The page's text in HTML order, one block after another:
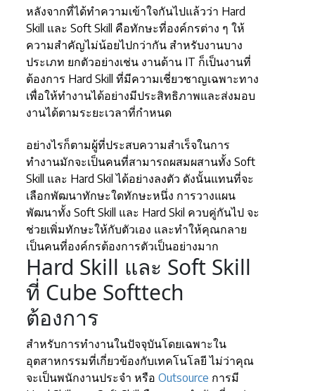
หลังจากที่ได้ทำความเข้าใจกันไปแล้วว่า Hard
Skill และ Soft Skill คือทักษะที่องค์กรต่าง ๆ ให้
ความสำคัญไม่น้อยไปกว่ากัน สำหรับงานบาง
ประเภท ยกตัวอย่างเช่น งานด้าน IT ก็เป็นงานที่
ต้องการ Hard Skill ที่มีความเชี่ยวชาญเฉพาะทาง
เพื่อให้ทำงานได้อย่างมีประสิทธิภาพและส่งมอบ
งานได้ตามระยะเวลาที่กำหนด
อย่างไรก็ตามผู้ที่ประสบความสำเร็จในการ
ทำงานมักจะเป็นคนที่สามารถผสมผสานทั้ง Soft
Skill และ Hard Skil ได้อย่างลงตัว ดังนั้นแทนที่จะ
เลือกพัฒนาทักษะใดทักษะหนึ่ง การวางแผน
พัฒนาทั้ง Soft Skill และ Hard Skil ควบคู่กันไป จะ
ช่วยเพิ่มทักษะให้กับตัวเอง และทำให้คุณกลาย
เป็นคนที่องค์กรต้องการตัวเป็นอย่างมาก
Hard Skill และ Soft Skill
ที่ Cube Softtech
ต้องการ
สำหรับการทำงานในปัจจุบันโดยเฉพาะใน
อุตสาหกรรมที่เกี่ยวข้องกับเทคโนโลยี ไม่ว่าคุณ
จะเป็นพนักงานประจำ หรือOutsource การมี